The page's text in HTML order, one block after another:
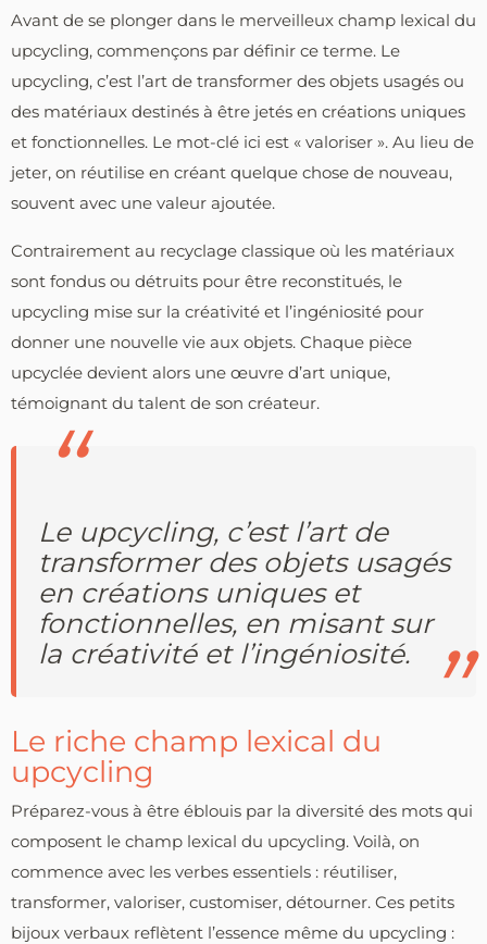
Avant de se plonger dans le merveilleux champ lexical du
upcycling, commençons par définir ce terme. Le
upcycling, c’est l’art de transformer des objets usagés ou
des matériaux destinés à être jetés en créations uniques
et fonctionnelles. Le mot-clé ici est « valoriser ». Au lieu de
jeter, on réutilise en créant quelque chose de nouveau,
souvent avec une valeur ajoutée.
Contrairement au recyclage classique où les matériaux
sont fondus ou détruits pour être reconstitués, le
upcycling mise sur la créativité et l’ingéniosité pour
donner une nouvelle vie aux objets. Chaque pièce
upcyclée devient alors une œuvre d’art unique,
témoignant du talent de son créateur.
Le upcycling, c’est l’art de
transformer des objets usagés
en créations uniques et
fonctionnelles, en misant sur
la créativité et l’ingéniosité.
Le riche champ lexical du
upcycling
Préparez-vous à être éblouis par la diversité des mots qui
composent le champ lexical du upcycling. Voilà, on
commence avec les verbes essentiels : réutiliser,
transformer, valoriser, customiser, détourner. Ces petits
bijoux verbaux reflètent l’essence même du upcycling :